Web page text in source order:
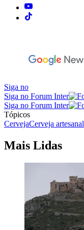
Siga no
Siga no Forum Inter
Siga no Forum Inter
Tópicos
CervejaCerveja artesanal
Mais Lidas